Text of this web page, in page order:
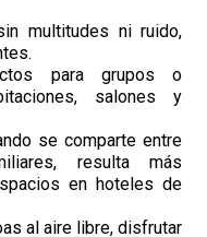
multitudes ni ruido,
para grupos o
salones y
se comparte entre
resulta más
en hoteles de
al aire libre, disfrutar